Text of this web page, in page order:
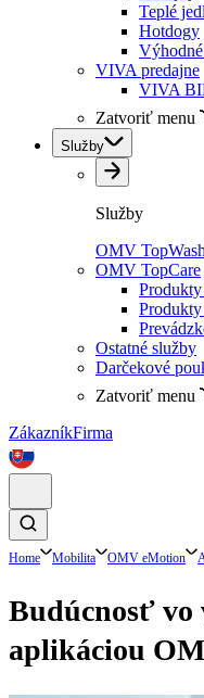
Teplé
Hotdogy
VIVA predajne
VIVA
Zatvoriť menu
Služby
Služby
OMV TopWash
OMV TopCare
Ostatné služby
Darčekové
Zatvoriť menu
ZákazníkFirma
Home Mobilita OMV eMotion
Budúcnosť vo
aplikáciou